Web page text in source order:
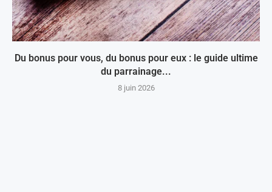
Du bonus pour vous, du bonus pour eux : le guide ultime
du parrainage...
8 juin 2026